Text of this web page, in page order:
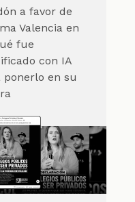
a favor de
Valencia en
fue
con IA
ponerlo en su